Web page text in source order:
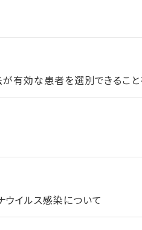
が有効な患者を選別できるこ
イルス感染について